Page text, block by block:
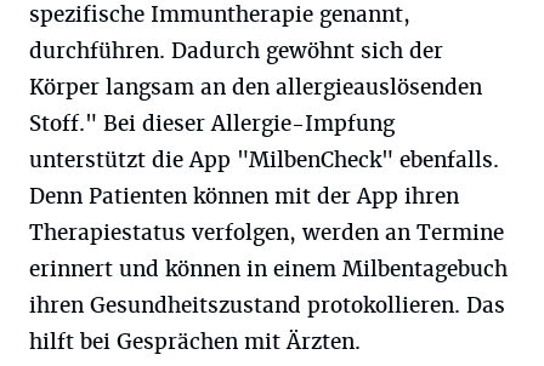
spezifische Immuntherapie genannt,
durchführen. Dadurch gewöhnt sich der
Körper langsam an den allergieauslösenden
Stoff." Bei dieser Allergie-Impfung
unterstützt die App "MilbenCheck" ebenfalls.
Denn Patienten können mit der App ihren
Therapiestatus verfolgen, werden an Termine
erinnert und können in einem Milbentagebuch
ihren Gesundheitszustand protokollieren. Das
hilft bei Gesprächen mit Ärzten.